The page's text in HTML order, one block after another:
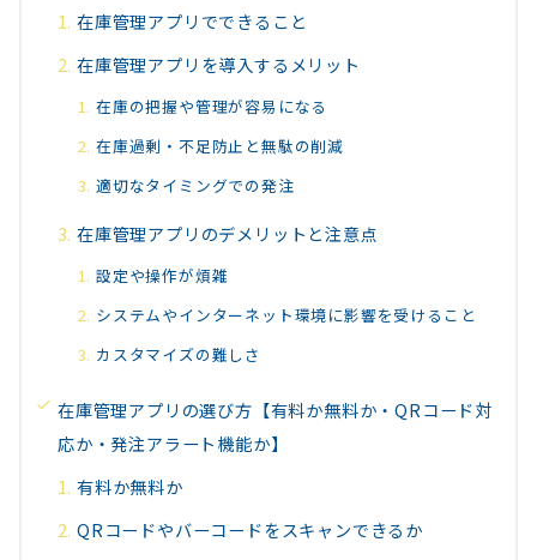
在庫管理アプリでできること
在庫管理アプリを導入するメリット
在庫の把握や管理が容易になる
在庫過剰・不足防止と無駄の削減
適切なタイミングでの発注
在庫管理アプリのデメリットと注意点
設定や操作が煩雑
システムやインターネット環境に影響を受けること
カスタマイズの難しさ
在庫管理アプリの選び方【有料か無料か・QRコード対
応か・発注アラート機能か】
有料か無料か
QRコードやバーコードをスキャンできるか